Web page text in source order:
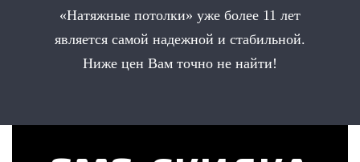
«Натяжные потолки» уже более 11 лет
является самой надежной и стабильной.
Ниже цен Вам точно не найти!